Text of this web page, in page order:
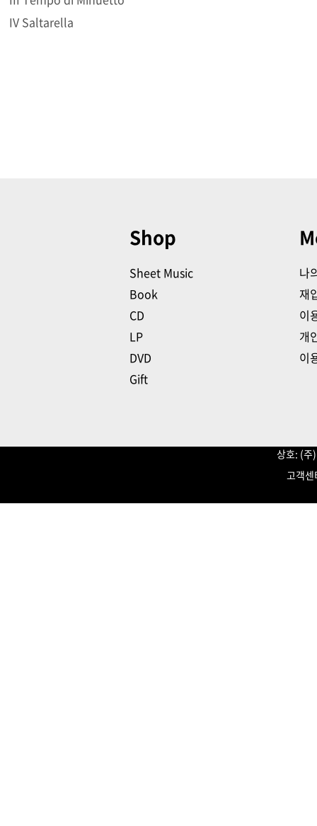
IV Saltarella
Shop
Sheet Music
Book
CD
LP
DVD
Gift
나
재
이
개
이
상호: (
고객